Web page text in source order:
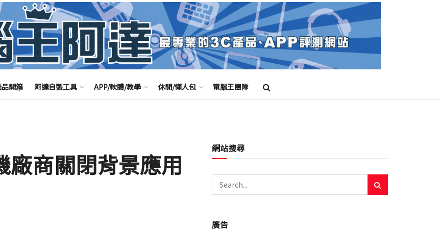
開箱 阿達自製工具 APP/軟體/教學 休閒/懶人包 電腦王團隊
廠商關閉背景應用
網站搜尋
廣告